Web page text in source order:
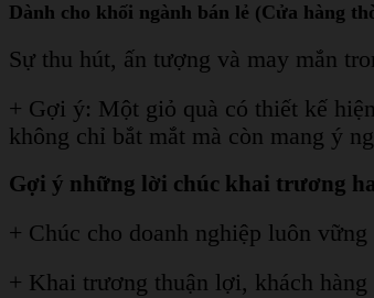
Dành cho khối ngành bán lẻ (Cửa hàng
Sự thu hút, ấn tượng và may mắn
+ Gợi ý: Một giỏ quà có thiết kế
không chỉ bắt mắt mà còn mang ý
Gợi ý những lời chúc khai trương
+ Chúc cho doanh nghiệp luôn
+ Khai trương thuận lợi, khách